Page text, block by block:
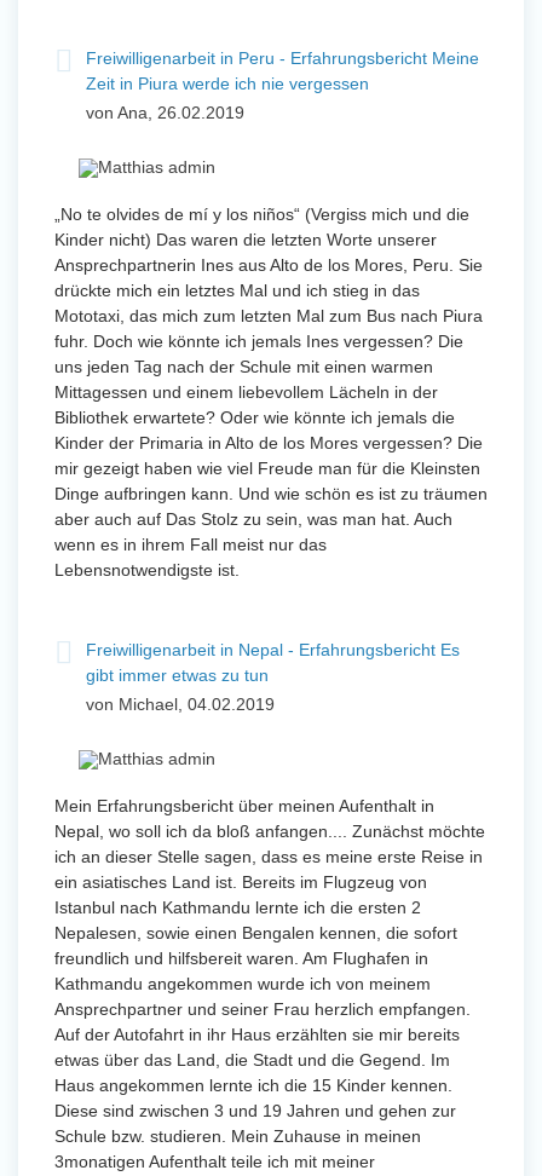
Freiwilligenarbeit in Peru - Erfahrungsbericht Meine
Zeit in Piura werde ich nie vergessen
von Ana, 26.02.2019
„No te olvides de mí y los niños“ (Vergiss mich und die
Kinder nicht) Das waren die letzten Worte unserer
Ansprechpartnerin Ines aus Alto de los Mores, Peru. Sie
drückte mich ein letztes Mal und ich stieg in das
Mototaxi, das mich zum letzten Mal zum Bus nach Piura
fuhr. Doch wie könnte ich jemals Ines vergessen? Die
uns jeden Tag nach der Schule mit einen warmen
Mittagessen und einem liebevollem Lächeln in der
Bibliothek erwartete? Oder wie könnte ich jemals die
Kinder der Primaria in Alto de los Mores vergessen? Die
mir gezeigt haben wie viel Freude man für die Kleinsten
Dinge aufbringen kann. Und wie schön es ist zu träumen
aber auch auf Das Stolz zu sein, was man hat. Auch
wenn es in ihrem Fall meist nur das
Lebensnotwendigste ist.
Freiwilligenarbeit in Nepal - Erfahrungsbericht Es
gibt immer etwas zu tun
von Michael, 04.02.2019
Mein Erfahrungsbericht über meinen Aufenthalt in
Nepal, wo soll ich da bloß anfangen.... Zunächst möchte
ich an dieser Stelle sagen, dass es meine erste Reise in
ein asiatisches Land ist. Bereits im Flugzeug von
Istanbul nach Kathmandu lernte ich die ersten 2
Nepalesen, sowie einen Bengalen kennen, die sofort
freundlich und hilfsbereit waren. Am Flughafen in
Kathmandu angekommen wurde ich von meinem
Ansprechpartner und seiner Frau herzlich empfangen.
Auf der Autofahrt in ihr Haus erzählten sie mir bereits
etwas über das Land, die Stadt und die Gegend. Im
Haus angekommen lernte ich die 15 Kinder kennen.
Diese sind zwischen 3 und 19 Jahren und gehen zur
Schule bzw. studieren. Mein Zuhause in meinen
3monatigen Aufenthalt teile ich mit meiner